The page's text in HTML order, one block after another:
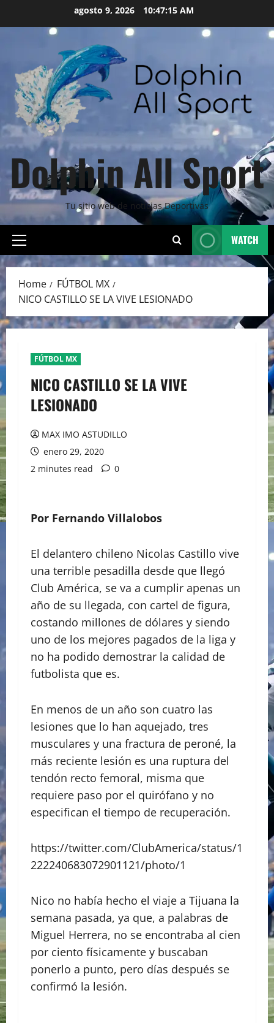
agosto 9, 2026 10:47:16 AM
Dolphin All Sport
Tu sitio web de noticias Deportivas
Primary
Menu
WATCH
Home
FÚTBOL MX
NICO CASTILLO SE LA VIVE LESIONADO
FÚTBOL MX
NICO CASTILLO SE LA VIVE
LESIONADO
MAX IMO ASTUDILLO
enero 29, 2020
2 minutes read
0
Por Fernando Villalobos
El delantero chileno Nicolas Castillo vive
una terrible pesadilla desde que llegó
Club América, se va a cumplir apenas un
año de su llegada, con cartel de figura,
costando millones de dólares y siendo
uno de los mejores pagados de la liga y
no ha podido demostrar la calidad de
futbolista que es.
En menos de un año son cuatro las
lesiones que lo han aquejado, tres
musculares y una fractura de peroné, la
más reciente lesión es una ruptura del
tendón recto femoral, misma que
requiere paso por el quirófano y no
especifican el tiempo de recuperación.
https://twitter.com/ClubAmerica/status/1
222240683072901121/photo/1
Nico no había hecho el viaje a Tijuana la
semana pasada, ya que, a palabras de
Miguel Herrera, no se encontraba al cien
por ciento físicamente y buscaban
ponerlo a punto, pero días después se
confirmó la lesión.